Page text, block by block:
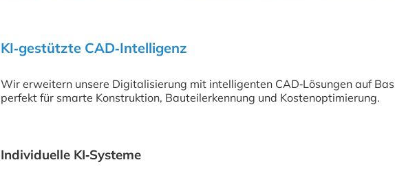
KI‑gestützte CAD‑Intelligenz
Wir erweitern unsere Digitalisierung mit intelligenten CAD‑Lösungen auf
perfekt für smarte Konstruktion, Bauteilerkennung und Kostenoptimierung.
Individuelle KI‑Systeme